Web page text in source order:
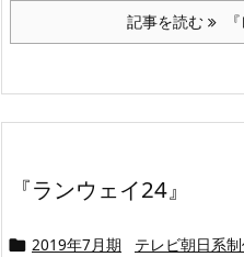
記事を読む
『ランウェイ24』
 2019年7月期 テレビ朝日系